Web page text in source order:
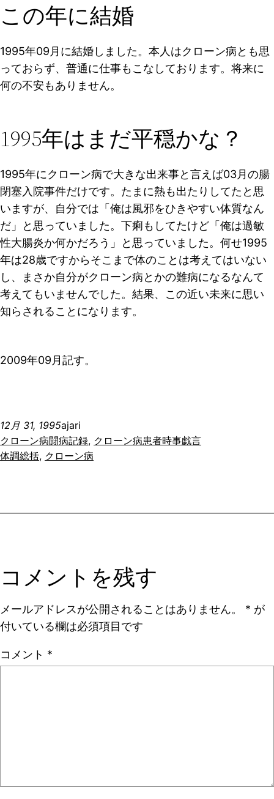
この年に結婚
1995年09月に結婚しました。本人はクローン病とも思
っておらず、普通に仕事もこなしております。将来に
何の不安もありません。
1995年はまだ平穏かな？
1995年にクローン病で大きな出来事と言えば03月の腸
閉塞入院事件だけです。たまに熱も出たりしてたと思
いますが、自分では「俺は風邪をひきやすい体質なん
だ」と思っていました。下痢もしてたけど「俺は過敏
性大腸炎か何かだろう」と思っていました。何せ1995
年は28歳ですからそこまで体のことは考えてはいない
し、まさか自分がクローン病とかの難病になるなんて
考えてもいませんでした。結果、この近い未来に思い
知らされることになります。
2009年09月記す。
12月 31, 1995ajari
クローン病闘病記録, クローン病患者時事戯言
体調総括, クローン病
コメントを残す
メールアドレスが公開されることはありません。 * が
付いている欄は必須項目です
コメント *